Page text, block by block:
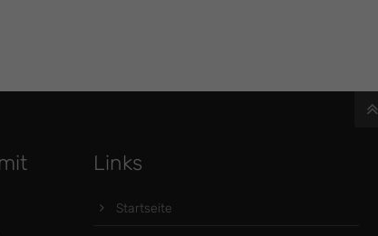
Links
Startseite